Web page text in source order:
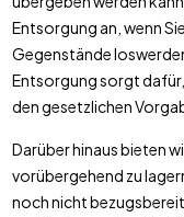
Entsorgung an, wenn
Gegenstände
Entsorgung sorgt
den gesetzlichen
Darüber hinaus bieten
vorübergehend zu
noch nicht